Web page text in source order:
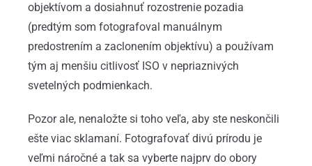
objektívom a dosiahnuť rozostrenie pozadia
(predtým som fotografoval manuálnym
predostrením a zaclonením objektívu) a používam
tým aj menšiu citlivosť ISO v nepriaznivých
svetelných podmienkach.
Pozor ale, nenaložte si toho veľa, aby ste neskončili
ešte viac sklamaní. Fotografovať divú prírodu je
veľmi náročné a tak sa vyberte najprv do obory